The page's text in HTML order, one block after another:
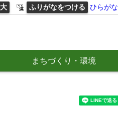
大 ふりがなをつける ひらがな
まちづくり・環境